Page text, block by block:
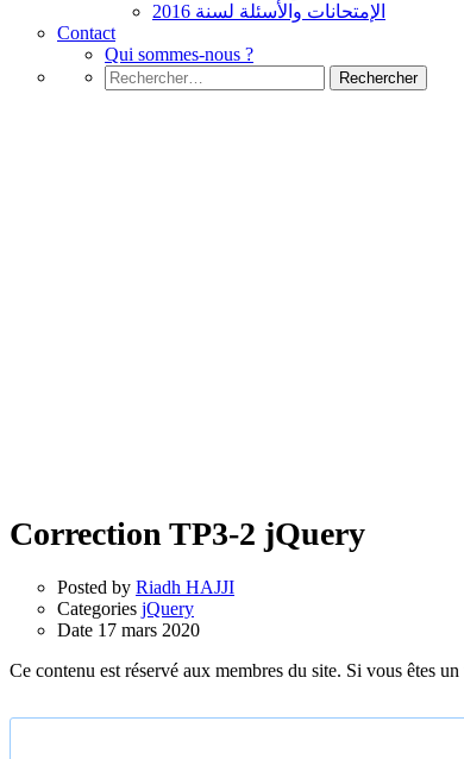
الإمتحانات والأسئلة لسنة 2016
Contact
Qui sommes-nous ?
Rechercher :
Correction TP3-2 jQuery
Posted by Riadh HAJJI
Categories jQuery
Date 17 mars 2020
Ce contenu est réservé aux membres du site. Si vous êtes